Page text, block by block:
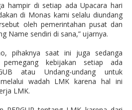
hampir di setiap ada Upacara hari
di Monas kami selalu diundang
oleh pemerintahan pusat dan
Name sendiri di sana,” ujarnya.
pihaknya saat ini juga sedanga
pemegang kebijakan setiap ada
atau Undang-undang untuk
wadah LMK karena hal ini
LMK.